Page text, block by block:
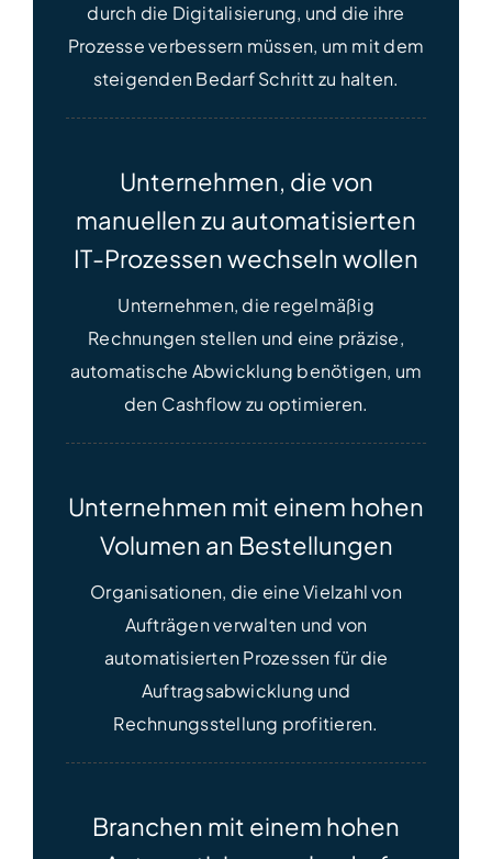
durch die Digitalisierung, und die ihre
Prozesse verbessern müssen, um mit dem
steigenden Bedarf Schritt zu halten.
Unternehmen, die von
manuellen zu automatisierten
IT-Prozessen wechseln wollen
Unternehmen, die regelmäßig
Rechnungen stellen und eine präzise,
automatische Abwicklung benötigen, um
den Cashflow zu optimieren.
Unternehmen mit einem hohen
Volumen an Bestellungen
Organisationen, die eine Vielzahl von
Aufträgen verwalten und von
automatisierten Prozessen für die
Auftragsabwicklung und
Rechnungsstellung profitieren.
Branchen mit einem hohen